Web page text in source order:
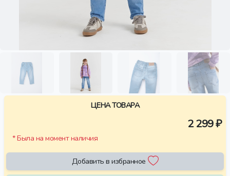
ЦЕНА ТОВАРА
2 299 ₽
* Была на момент наличия
Добавить в избранное